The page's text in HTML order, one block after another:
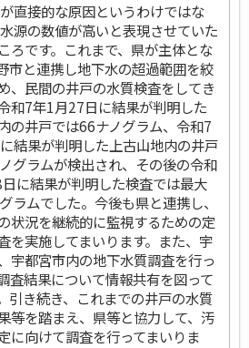
直接的な原因というわけではな
源の数値が高いと表現させていた
ろです。これまで、県が主体とな
市と連携し地下水の超過範囲を絞
、民間の井戸の水質検査をしてき
和7年1月27日に結果が判明した
の井戸では66ナノグラム、令和7
結果が判明した上古山地内の井戸
グラムが検出され、その後の令和
に結果が判明した検査では最大
ラムでした。今後も県と連携し、
状況を継続的に監視するための定
を実施してまいります。また、宇
宇都宮市内の地下水質調査を行っ
査結果について情報共有を図って
引き続き、これまでの井戸の水質
等を踏まえ、県等と協力して、汚
に向けて調査を行ってまいりま